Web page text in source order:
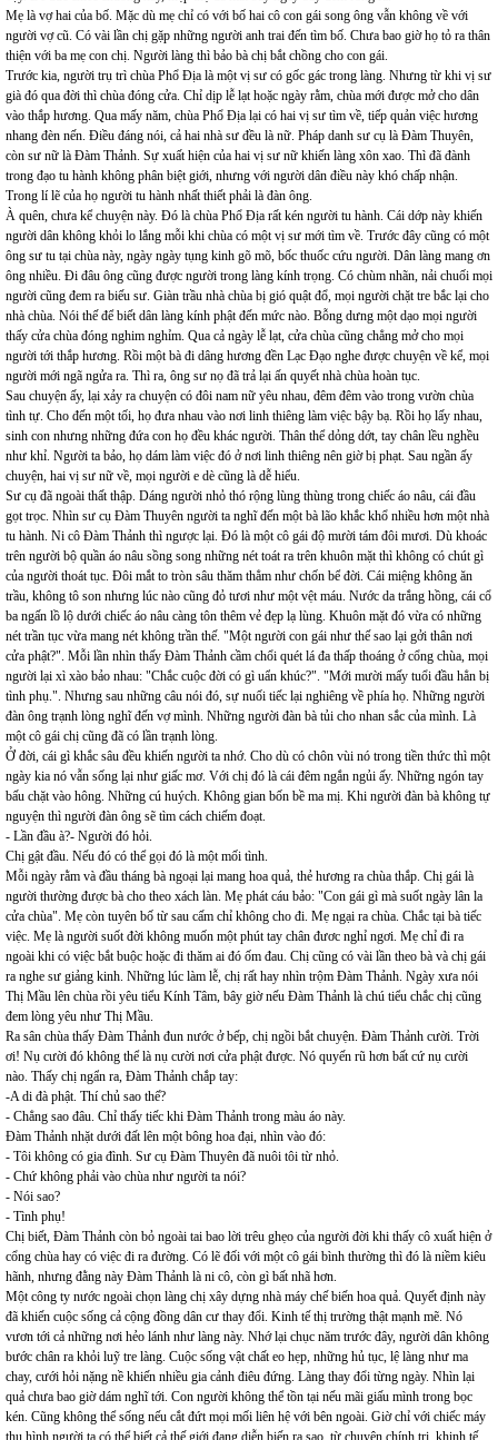
Mẹ là vợ hai của bố. Mặc dù mẹ chỉ có với bố hai cô con gái song ông vẫn không về với
người vợ cũ. Có vài lần chị gặp những người anh trai đến tìm bố. Chưa bao giờ họ tỏ ra thân
thiện với ba mẹ con chị. Người làng thì bảo bà chị bắt chồng cho con gái.
Trước kia, người trụ trì chùa Phổ Địa là một vị sư có gốc gác trong làng. Nhưng từ khi vị sư
già đó qua đời thì chùa đóng cửa. Chỉ dịp lễ lạt hoặc ngày rằm, chùa mới được mở cho dân
vào thắp hương. Qua mấy năm, chùa Phổ Địa lại có hai vị sư tìm về, tiếp quản việc hương
nhang đèn nến. Điều đáng nói, cả hai nhà sư đều là nữ. Pháp danh sư cụ là Đàm Thuyên,
còn sư nữ là Đàm Thảnh. Sự xuất hiện của hai vị sư nữ khiến làng xôn xao. Thì đã đành
trong đạo tu hành không phân biệt giới, nhưng với người dân điều này khó chấp nhận.
Trong lí lẽ của họ người tu hành nhất thiết phải là đàn ông.
À quên, chưa kể chuyện này. Đó là chùa Phổ Địa rất kén người tu hành. Cái dớp này khiến
người dân không khỏi lo lắng mỗi khi chùa có một vị sư mới tìm về. Trước đây cũng có một
ông sư tu tại chùa này, ngày ngày tụng kinh gõ mõ, bốc thuốc cứu người. Dân làng mang ơn
ông nhiều. Đi đâu ông cũng được người trong làng kính trọng. Có chùm nhãn, nải chuối mọi
người cũng đem ra biếu sư. Giàn trầu nhà chùa bị gió quật đổ, mọi người chặt tre bắc lại cho
nhà chùa. Nói thế để biết dân làng kính phật đến mức nào. Bỗng dưng một dạo mọi người
thấy cửa chùa đóng nghim nghỉm. Qua cả ngày lễ lạt, cửa chùa cũng chẳng mở cho mọi
người tới thắp hương. Rồi một bà đi dâng hương đền Lạc Đạo nghe được chuyện về kể, mọi
người mới ngã ngửa ra. Thì ra, ông sư nọ đã trả lại ấn quyết nhà chùa hoàn tục.
Sau chuyện ấy, lại xảy ra chuyện có đôi nam nữ yêu nhau, đêm đêm vào trong vườn chùa
tình tự. Cho đến một tối, họ đưa nhau vào nơi linh thiêng làm việc bậy bạ. Rồi họ lấy nhau,
sinh con nhưng những đứa con họ đều khác người. Thân thể dỏng dớt, tay chân lều nghều
như khỉ. Người ta bảo, họ dám làm việc đó ở nơi linh thiêng nên giờ bị phạt. Sau ngần ấy
chuyện, hai vị sư nữ về, mọi người e dè cũng là dễ hiểu.
Sư cụ đã ngoài thất thập. Dáng người nhỏ thó rộng lùng thùng trong chiếc áo nâu, cái đầu
gọt trọc. Nhìn sư cụ Đàm Thuyên người ta nghĩ đến một bà lão khắc khổ nhiều hơn một nhà
tu hành. Ni cô Đàm Thảnh thì ngược lại. Đó là một cô gái độ mười tám đôi mươi. Dù khoác
trên người bộ quần áo nâu sồng song những nét toát ra trên khuôn mặt thì không có chút gì
của người thoát tục. Đôi mắt to tròn sâu thăm thẳm như chốn bể đời. Cái miệng không ăn
trầu, không tô son nhưng lúc nào cũng đỏ tươi như một vệt máu. Nước da trắng hồng, cái cổ
ba ngấn lồ lộ dưới chiếc áo nâu càng tôn thêm vẻ đẹp lạ lùng. Khuôn mặt đó vừa có những
nét trần tục vừa mang nét không trần thế. "Một người con gái như thế sao lại gởi thân nơi
cửa phật?". Mỗi lần nhìn thấy Đàm Thảnh cầm chổi quét lá đa thấp thoáng ở cổng chùa, mọi
người lại xì xào bảo nhau: "Chắc cuộc đời có gì uẩn khúc?". "Mới mười mấy tuổi đầu hẳn bị
tình phụ.". Nhưng sau những câu nói đó, sự nuối tiếc lại nghiêng về phía họ. Những người
đàn ông trạnh lòng nghĩ đến vợ mình. Những người đàn bà tủi cho nhan sắc của mình. Là
một cô gái chị cũng đã có lần trạnh lòng.
Ở đời, cái gì khắc sâu đều khiến người ta nhớ. Cho dù có chôn vùi nó trong tiền thức thì một
ngày kia nó vẫn sống lại như giấc mơ. Với chị đó là cái đêm ngắn ngủi ấy. Những ngón tay
bấu chặt vào hông. Những cú huých. Không gian bốn bề ma mị. Khi người đàn bà không tự
nguyện thì người đàn ông sẽ tìm cách chiếm đoạt.
- Lần đầu à?- Người đó hỏi.
Chị gật đầu. Nếu đó có thể gọi đó là một mối tình.
Mỗi ngày rằm và đầu tháng bà ngoại lại mang hoa quả, thẻ hương ra chùa thắp. Chị gái là
người thường được bà cho theo xách làn. Mẹ phát cáu bảo: "Con gái gì mà suốt ngày lân la
cửa chùa". Mẹ còn tuyên bố từ sau cấm chỉ không cho đi. Mẹ ngại ra chùa. Chắc tại bà tiếc
việc. Mẹ là người suốt đời không muốn một phút tay chân đươc nghỉ ngơi. Mẹ chỉ đi ra
ngoài khi có việc bắt buộc hoặc đi thăm ai đó ốm đau. Chị cũng có vài lần theo bà và chị gái
ra nghe sư giảng kinh. Những lúc làm lễ, chị rất hay nhìn trộm Đàm Thảnh. Ngày xưa nói
Thị Mầu lên chùa rồi yêu tiểu Kính Tâm, bây giờ nếu Đàm Thảnh là chú tiểu chắc chị cũng
đem lòng yêu như Thị Mầu.
Ra sân chùa thấy Đàm Thảnh đun nước ở bếp, chị ngồi bắt chuyện. Đàm Thảnh cười. Trời
ơi! Nụ cười đó không thể là nụ cười nơi cửa phật được. Nó quyến rũ hơn bất cứ nụ cười
nào. Thấy chị ngẩn ra, Đàm Thảnh chắp tay:
-A di đà phật. Thí chủ sao thế?
- Chẳng sao đâu. Chỉ thấy tiếc khi Đàm Thảnh trong màu áo này.
Đàm Thảnh nhặt dưới đất lên một bông hoa đại, nhìn vào đó:
- Tôi không có gia đình. Sư cụ Đàm Thuyên đã nuôi tôi từ nhỏ.
- Chứ không phải vào chùa như người ta nói?
- Nói sao?
- Tình phụ!
Chị biết, Đàm Thảnh còn bỏ ngoài tai bao lời trêu ghẹo của người đời khi thấy cô xuất hiện ở
cổng chùa hay có việc đi ra đường. Có lẽ đối với một cô gái bình thường thì đó là niềm kiêu
hãnh, nhưng đằng này Đàm Thảnh là ni cô, còn gì bất nhã hơn.
Một công ty nước ngoài chọn làng chị xây dựng nhà máy chế biến hoa quả. Quyết định này
đã khiến cuộc sống cả cộng đồng dân cư thay đổi. Kinh tế thị trường thật mạnh mẽ. Nó
vươn tới cả những nơi hẻo lánh như làng này. Nhớ lại chục năm trước đây, người dân không
bước chân ra khỏi luỹ tre làng. Cuộc sống vật chất eo hẹp, những hủ tục, lệ làng như ma
chay, cưới hỏi nặng nề khiến nhiều gia cảnh điêu đứng. Làng thay đổi từng ngày. Nhìn lại
quả chưa bao giờ dám nghĩ tới. Con người không thể tồn tại nếu mãi giấu mình trong bọc
kén. Cũng không thể sống nếu cắt đứt mọi mối liên hệ với bên ngoài. Giờ chỉ với chiếc máy
thu hình người ta có thể biết cả thế giới đang diễn biến ra sao, từ chuyện chính trị, khinh tế